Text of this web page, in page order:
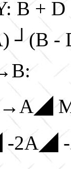
B +
┘(B
-2A◢